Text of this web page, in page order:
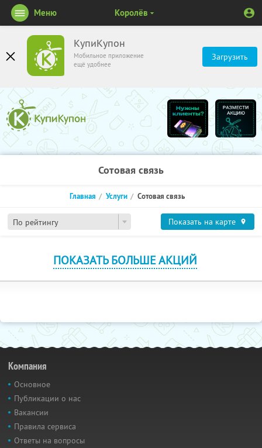
КупиКупон
Мобильное приложение
ещё удобнее
Загрузить
Меню Королёв
Сотовая связь
По рейтингу
Главная Услуги Сотовая связь
Показать на карте
ПОКАЗАТЬ БОЛЬШЕ АКЦИЙ
Компания
Основное
Публикации о нас
Вакансии
Правила сервиса
Ответы на вопросы